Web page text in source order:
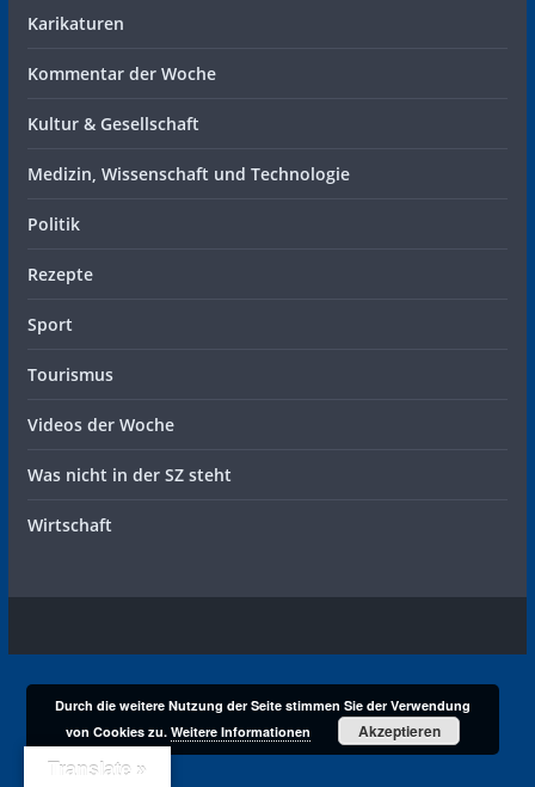
Karikaturen
Kommentar der Woche
Kultur & Gesellschaft
Medizin, Wissenschaft und Technologie
Politik
Rezepte
Sport
Tourismus
Videos der Woche
Was nicht in der SZ steht
Wirtschaft
Translate »
Durch die weitere Nutzung der Seite stimmen Sie der Verwendung
von Cookies zu.Weitere Informationen Akzeptieren